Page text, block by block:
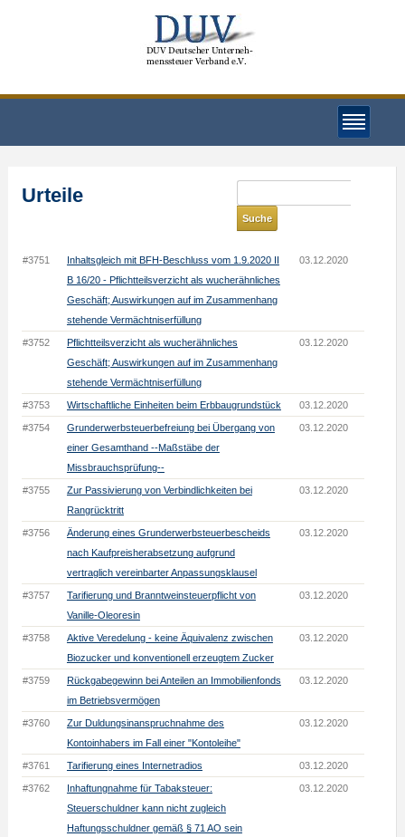
Urteile
#3751
Inhaltsgleich mit BFH-Beschluss vom 1.9.2020 II
B 16/20 - Pflichtteilsverzicht als wucherähnliches
Geschäft; Auswirkungen auf im Zusammenhang
stehende Vermächtniserfüllung
03.12.2020
#3752
Pflichtteilsverzicht als wucherähnliches
Geschäft; Auswirkungen auf im Zusammenhang
stehende Vermächtniserfüllung
03.12.2020
#3753 Wirtschaftliche Einheiten beim Erbbaugrundstück 03.12.2020
#3754
Grunderwerbsteuerbefreiung bei Übergang von
einer Gesamthand --Maßstäbe der
Missbrauchsprüfung--
03.12.2020
#3755
Zur Passivierung von Verbindlichkeiten bei
Rangrücktritt
03.12.2020
#3756
Änderung eines Grunderwerbsteuerbescheids
nach Kaufpreisherabsetzung aufgrund
vertraglich vereinbarter Anpassungsklausel
03.12.2020
#3757
Tarifierung und Branntweinsteuerpflicht von
Vanille-Oleoresin
03.12.2020
#3758
Aktive Veredelung - keine Äquivalenz zwischen
Biozucker und konventionell erzeugtem Zucker
03.12.2020
#3759
Rückgabegewinn bei Anteilen an Immobilienfonds
im Betriebsvermögen
03.12.2020
#3760
Zur Duldungsinanspruchnahme des
Kontoinhabers im Fall einer "Kontoleihe"
03.12.2020
#3761 Tarifierung eines Internetradios 03.12.2020
#3762
Inhaftungnahme für Tabaksteuer:
Steuerschuldner kann nicht zugleich
Haftungsschuldner gemäß § 71 AO sein
03.12.2020